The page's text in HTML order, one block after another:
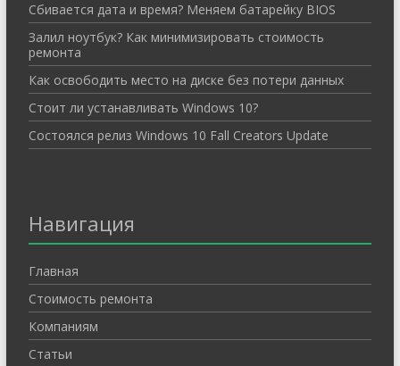
Cбивается дата и время? Меняем батарейку BIOS
Залил ноутбук? Как минимизировать стоимость
ремонта
Как освободить место на диске без потери данных
Стоит ли устанавливать Windows 10?
Состоялся релиз Windows 10 Fall Creators Update
Навигация
Главная
Стоимость ремонта
Компаниям
Статьи